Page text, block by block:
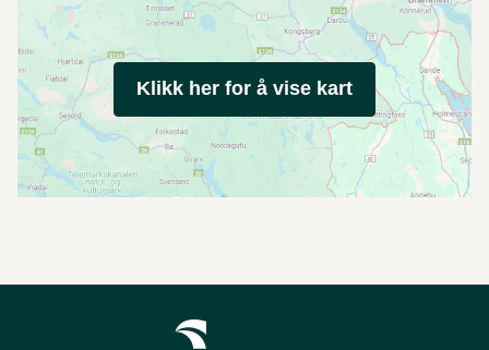
Klikk her for å vise kart